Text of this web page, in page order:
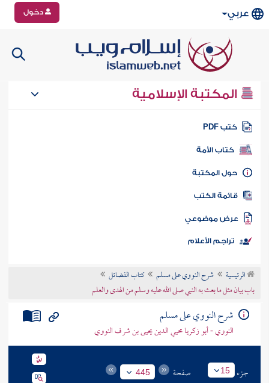
عربي دخول
المكتبة الإسلامية
كتب PDF
كتاب الأمة
المكتبة
الكتب
موضوعي
تراجم الأعلام
الرئيسية شرح النووي على مسلم
كتاب الفضائل
باب بيان مثل ما بعث به النبي صلى الله عليه وسلم من الهدى والعلم
شرح النووي على مسلم
النووي - أبو زكريا محيي الدين يحيى بن شرف النووي
جزء 15 صفحة 445